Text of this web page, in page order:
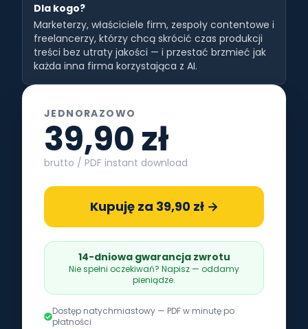
Dla kogo?
Marketerzy, właściciele firm, zespoły contentowe i
freelancerzy, którzy chcą skrócić czas produkcji
treści bez utraty jakości — i przestać brzmieć jak
każda inna firma korzystająca z AI.
JEDNORAZOWO
39,90 zł
brutto / PDF instant download
Kupuję za 39,90 zł →
14-dniowa gwarancja zwrotu
Nie spełni oczekiwań? Napisz — oddamy
pieniądze.
Dostęp natychmiastowy — PDF w minutę po
płatności